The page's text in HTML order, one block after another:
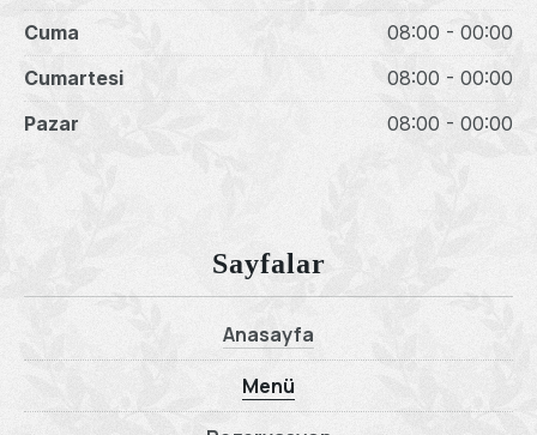
Cuma
08:00 - 00:00
Cumartesi
08:00 - 00:00
Pazar
08:00 - 00:00
Sayfalar
Anasayfa
Menü